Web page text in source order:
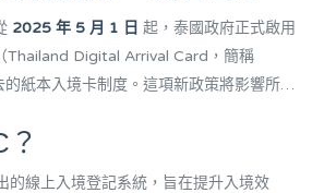
2025 年 5 月 1 日 起，泰國政府正式啟用
Thailand Digital Arrival Card，簡稱
紙本入境卡制度。這項新政策將影響所有
臨無法順利入境的風險。
的線上入境登記系統，旨在提升入境效